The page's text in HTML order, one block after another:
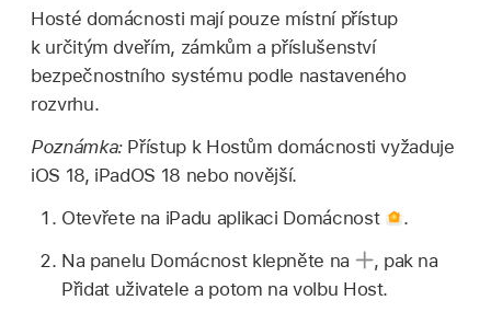
Hosté domácnosti mají pouze místní přístup
k určitým dveřím, zámkům a příslušenství
bezpečnostního systému podle nastaveného
rozvrhu.
Poznámka: Přístup k Hostům domácnosti vyžaduje
iOS 18, iPadOS 18 nebo novější.
Otevřete na iPadu aplikaci Domácnost
.
Na panelu Domácnost klepněte na
, pak na
Přidat uživatele a potom na volbu Host.